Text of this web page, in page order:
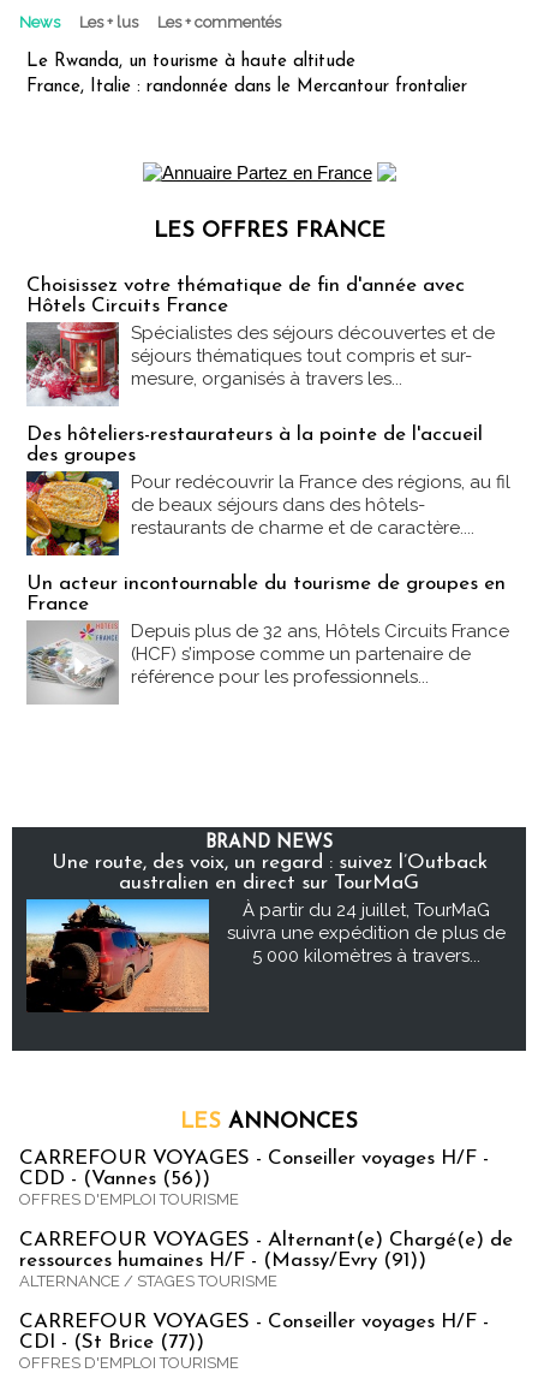
News Les + lus Les + commentés
Le Rwanda, un tourisme à haute altitude
France, Italie : randonnée dans le Mercantour frontalier
LES OFFRES FRANCE
Choisissez votre thématique de fin d'année avec
Hôtels Circuits France
Spécialistes des séjours découvertes et de
séjours thématiques tout compris et sur-
mesure, organisés à travers les...
Des hôteliers-restaurateurs à la pointe de l'accueil
des groupes
Pour redécouvrir la France des régions, au fil
de beaux séjours dans des hôtels-
restaurants de charme et de caractère....
Un acteur incontournable du tourisme de groupes en
France
Depuis plus de 32 ans, Hôtels Circuits France
(HCF) s’impose comme un partenaire de
référence pour les professionnels...
BRAND NEWS
Une route, des voix, un regard : suivez l’Outback
australien en direct sur TourMaG
À partir du 24 juillet, TourMaG
suivra une expédition de plus de
5 000 kilomètres à travers...
LES ANNONCES
CARREFOUR VOYAGES - Conseiller voyages H/F -
CDD - (Vannes (56))
OFFRES D'EMPLOI TOURISME
CARREFOUR VOYAGES - Alternant(e) Chargé(e) de
ressources humaines H/F - (Massy/Evry (91))
ALTERNANCE / STAGES TOURISME
CARREFOUR VOYAGES - Conseiller voyages H/F -
CDI - (St Brice (77))
OFFRES D'EMPLOI TOURISME